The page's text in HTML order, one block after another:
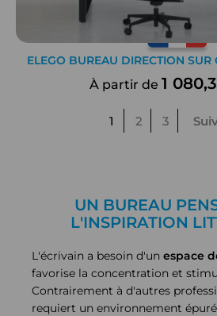
ELEGO BUREAU DIRECTION SUR
À partir de 1
1 2 3
UN BUREAU
L'INSPIRATION
L'écrivain a besoin d'un espace
favorise la concentration et
Contrairement à d'autres
requiert un environnement